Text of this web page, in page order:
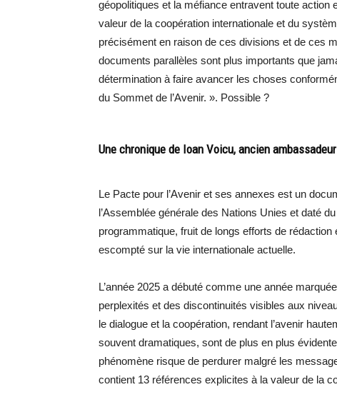
géopolitiques et la méfiance entravent toute
valeur de la coopération internationale et du
précisément en raison de ces divisions et de ces
documents parallèles sont plus importants que
détermination à faire avancer les choses
du Sommet de l’Avenir. ». Possible ?
Une chronique de Ioan Voicu, ancien
Le Pacte pour l’Avenir et ses annexes est un
l’Assemblée générale des Nations Unies et daté
programmatique, fruit de longs efforts de
escompté sur la vie internationale actuelle.
L’année 2025 a débuté comme une année
perplexités et des discontinuités visibles aux
le dialogue et la coopération, rendant l’avenir
souvent dramatiques, sont de plus en plus
phénomène risque de perdurer malgré les
contient 13 références explicites à la valeur de la